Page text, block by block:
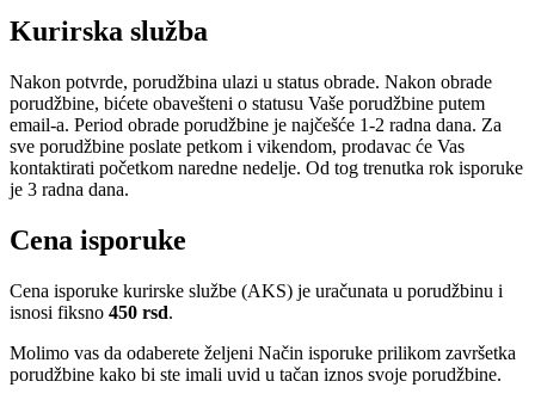
Kurirska služba
Nakon potvrde, porudžbina ulazi u status obrade. Nakon obrade
porudžbine, bićete obavešteni o statusu Vaše porudžbine putem
email-a. Period obrade porudžbine je najčešće 1-2 radna dana. Za
sve porudžbine poslate petkom i vikendom, prodavac će Vas
kontaktirati početkom naredne nedelje. Od tog trenutka rok isporuke
je 3 radna dana.
Cena isporuke
Cena isporuke kurirske službe (AKS) je uračunata u porudžbinu i
isnosi fiksno 450 rsd.
Molimo vas da odaberete željeni Način isporuke prilikom završetka
porudžbine kako bi ste imali uvid u tačan iznos svoje porudžbine.